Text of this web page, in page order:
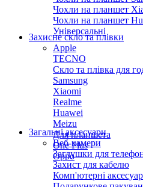
Чохли на планшет
Чохли на планшет
Універсальні
Захисне скло та плівки
Apple
TECNO
Скло та плівка для
Samsung
Xiaomi
Realme
Huawei
Meizu
Для планшета
One Plus
Oppo
Загальні аксесуари
Веб-камери
Заглушки для
Захист для кабелю
Комп'ютерні